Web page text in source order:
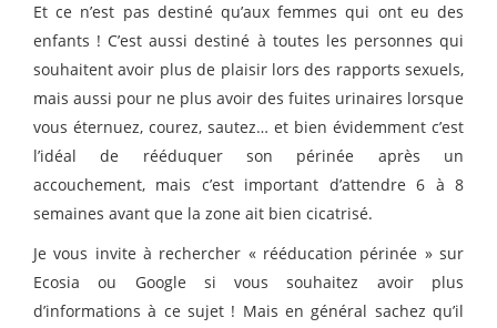
Et ce n’est pas destiné qu’aux femmes qui ont eu des
enfants ! C’est aussi destiné à toutes les personnes qui
souhaitent avoir plus de plaisir lors des rapports sexuels,
mais aussi pour ne plus avoir des fuites urinaires lorsque
vous éternuez, courez, sautez… et bien évidemment c’est
l’idéal de rééduquer son périnée après un
accouchement, mais c’est important d’attendre 6 à 8
semaines avant que la zone ait bien cicatrisé.
Je vous invite à rechercher « rééducation périnée » sur
Ecosia ou Google si vous souhaitez avoir plus
d’informations à ce sujet ! Mais en général sachez qu’il